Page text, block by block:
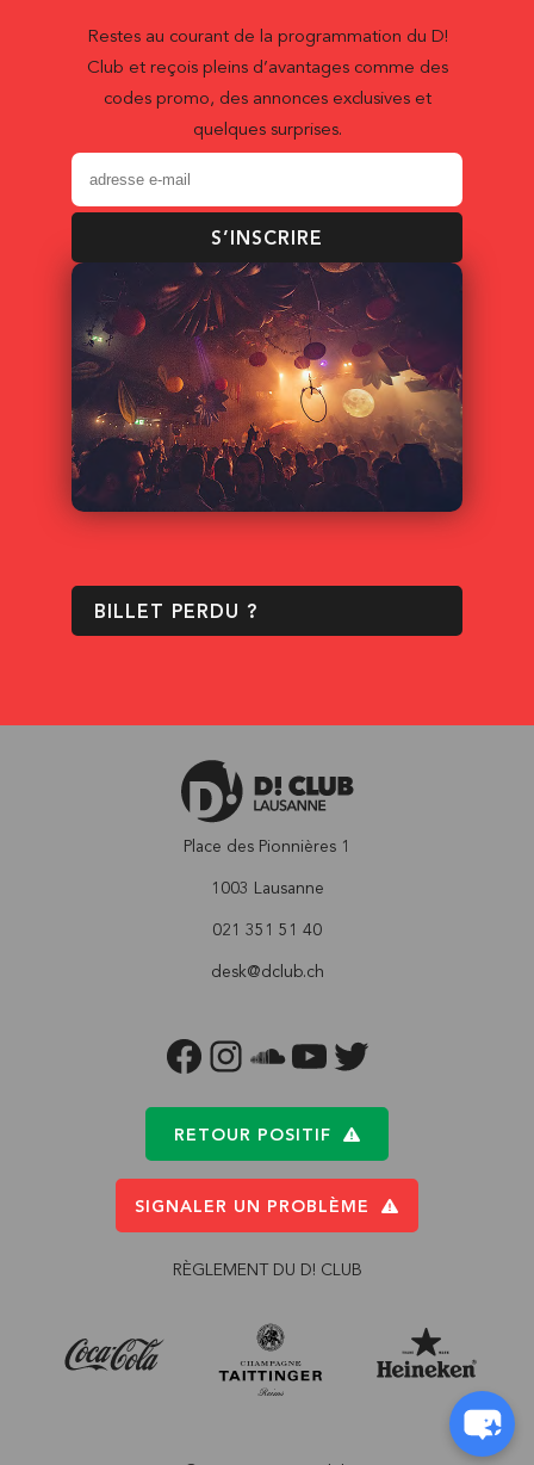
Restes au courant de la programmation du D!
Club et reçois pleins d’avantages comme des
codes promo, des annonces exclusives et
quelques surprises.
S’INSCRIRE
BILLET PERDU ?
Place des Pionnières 1
1003 Lausanne
021 351 51 40
desk@dclub.ch
FACEBOOKINSTAGRAM
SOUNDCLOUD
YOUTUBETWITTER
RETOUR POSITIF
SIGNALER UN PROBLÈME
RÈGLEMENT DU D! CLUB